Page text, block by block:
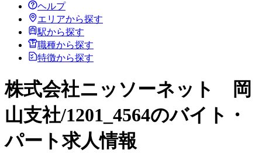
ヘルプ
エリアから探す
駅から探す
職種から探す
特徴から探す
株式会社ニッソーネット 岡
山支社/1201_4564のバイト・
パート求人情報